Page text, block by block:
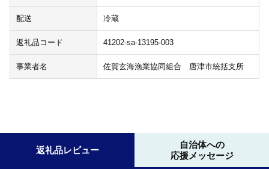
配送 冷蔵
返礼品コード 41202-sa-13195-003
事業者名 佐賀玄海漁業協同組合 唐津市統括支所
返礼品レビュー
自治体への
応援メッセージ